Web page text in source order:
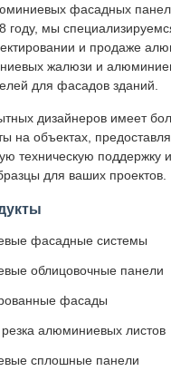
фасадных
году, мы
и продаже
жалюзи и
для фасадов зданий.
дизайнеров имеет
на объектах,
техническую поддержку и
для ваших проектов.
фасадные системы
облицовочные панели
фасады
алюминиевых листов
сплошные панели